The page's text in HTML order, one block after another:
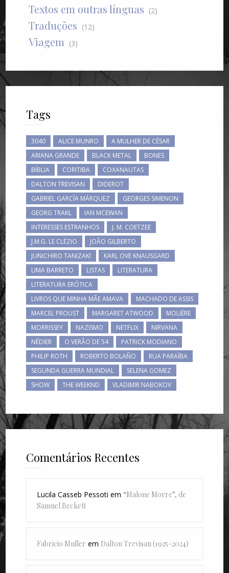
Textos em outras línguas (2)
Traduções (12)
Viagem (3)
Tags
3040 ALICE MUNRO
A MULHER DE CÉSAR
ARIANA GRANDE
BLACK METAL
BONES
BÍBLIA
CORITIBA
COXANAUTAS
DALTON TREVISAN
DIDEROT
GABRIEL GARCÍA MÁRQUEZ
GEORGES SIMENON
GEORG TRAKL
IAN MCEWAN
INTERESSES ESTRANHOS
J. M. COETZEE
J.M.G. LE CLÉZIO
JOÃO GILBERTO
JUNICHIRO TANIZAKI
KARL OVE KNAUSGARD
LIMA BARRETO
LISTAS
LITERATURA
LITERATURA ERÓTICA
LIVROS QUE MINHA MÃE AMAVA
MACHADO DE ASSIS
MARCEL PROUST
MARGARET ATWOOD
MOLIÈRE
MORRISSEY
NAZISMO NETFLIX
NIRVANA
NÉDIER
O VERÃO DE 54
PATRICK MODIANO
PHILIP ROTH
ROBERTO BOLAÑO
RUA PARAÍBA
SEGUNDA GUERRA MUNDIAL
SELENA GOMEZ
SHOW
THE WEEKND VLADIMIR NABOKOV
Comentários Recentes
Lucila Casseb Pessoti em “Malone Morre”, de
Samuel Beckett
Fabricio Muller em Dalton Trevisan (1925-2024)